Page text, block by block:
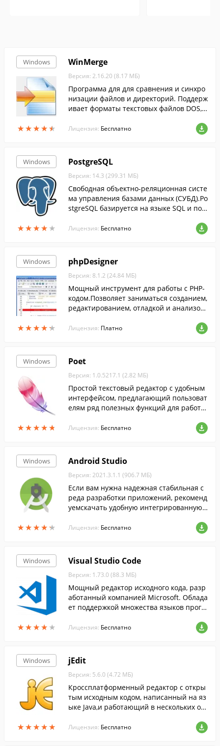
Windows
★★★★★
★★★★★
WinMerge
Версия: 2.16.20 (8.17 МБ)
Программа для для сравнения и синхро
низации файлов и директорий. Поддерж
ивает форматы текстовых файлов DOS,
Лицензия: Бесплатно
Windows
★★★★ ★
★★★★ ★
PostgreSQL
Версия: 14.3 (299.31 МБ)
Свободная объектно-реляционная систе
ма управления базами данных (СУБД).Po
stgreSQL базируется на языке SQL и под
ндарта SQL:2003 (ISO/IEC 9075).
Лицензия: Бесплатно
Windows
★★★★★
★★★★★
phpDesigner
Версия: 8.1.2 (24.84 МБ)
Мощный инструмент для работы с PHP-
кодом.Позволяет заниматься созданием,
редактированием, отладкой и анализом
Лицензия: Платно
Windows
★★★★★
★★★★★
Poet
Версия: 1.0.5217.1 (2.82 МБ)
Простой текстовый редактор с удобным
интерфейсом, предлагающий пользоват
елям ряд полезных функций для работы
Лицензия: Бесплатно
Windows
★★★★★
★★★★★
Android Studio
Версия: 2021.3.1.1 (906.7 МБ)
Если вам нужна надежная стабильная с
реда разработки приложений, рекоменд
уемскачать удобную интегрированную с
Лицензия: Бесплатно
Windows
★★★★ ★
★★★★ ★
Visual Studio Code
Версия: 1.73.0 (88.3 МБ)
Мощный редактор исходного кода, разр
аботанный компанией Microsoft. Облада
ет поддержкой множества языков прогр
ющих написание и редактирование код
Лицензия: Бесплатно
Windows
★★★★★
★★★★★
jEdit
Версия: 5.6.0 (4.72 МБ)
Кроссплатформенный редактор с откры
тым исходным кодом, написанный на яз
ыке Java,и работающий в нескольких оп
Лицензия: Бесплатно